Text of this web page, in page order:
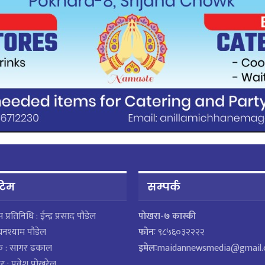
: ईन्द्र प्रसाद पौडेल
पौडेल
: सागर ढकाल
सम्पर्क
पाेखरा-७ कास्की
फोनः९८५६०३२२२२
इमेलः